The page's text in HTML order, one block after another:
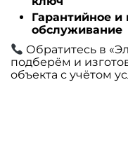
Гарантийное и
обслуживание
Обратитесь в
подберём и
объекта с учётом